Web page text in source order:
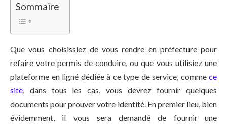
Sommaire
Que vous choisissiez de vous rendre en préfecture pour
refaire votre permis de conduire, ou que vous utilisiez une
plateforme en ligné dédiée à ce type de service, comme ce
site, dans tous les cas, vous devrez fournir quelques
documents pour prouver votre identité. En premier lieu, bien
évidemment, il vous sera demandé de fournir une